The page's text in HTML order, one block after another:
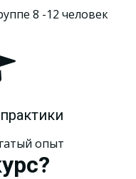
8 -12 человек
опыт